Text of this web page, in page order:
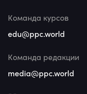
Команда курсов
edu@ppc.world
Команда редакции
media@ppc.world